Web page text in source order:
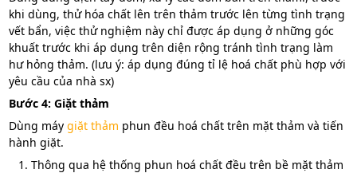
khi dùng, thử hóa chất lên trên thảm trước lên từng tình trạng
vết bẩn, việc thử nghiệm này chỉ được áp dụng ở những góc
khuất trước khi áp dụng trên diện rộng tránh tình trạng làm
hư hỏng thảm. (lưu ý: áp dụng đúng tỉ lệ hoá chất phù hợp với
yêu cầu của nhà sx)
Bước 4: Giặt thảm
Dùng máy giặt thảm phun đều hoá chất trên mặt thảm và tiến
hành giặt.
Thông qua hệ thống phun hoá chất đều trên bề mặt thảm